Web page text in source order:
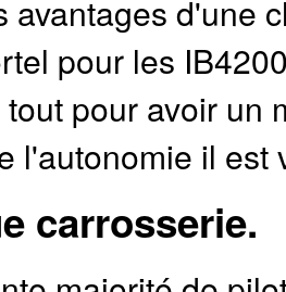
avantages d'une
pour les
pour avoir un
l'autonomie il est
carrosserie.